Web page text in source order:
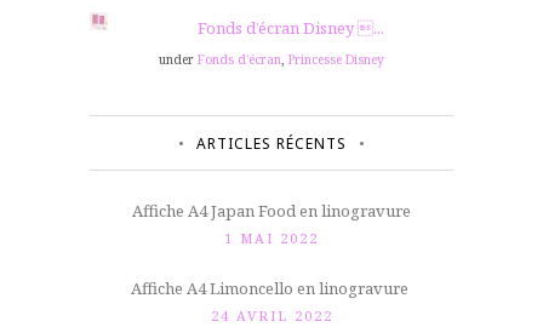
Fonds d’écran Disney ...
under Fonds d'écran, Princesse Disney
ARTICLES RÉCENTS
Affiche A4 Japan Food en linogravure
1 MAI 2022
Affiche A4 Limoncello en linogravure
24 AVRIL 2022